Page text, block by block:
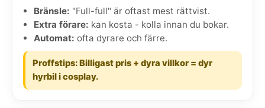
Bränsle: "Full-full" är oftast mest rättvist.
Extra förare: kan kosta - kolla innan du bokar.
Automat: ofta dyrare och färre.
Proffstips: Billigast pris + dyra villkor = dyr
hyrbil i cosplay.